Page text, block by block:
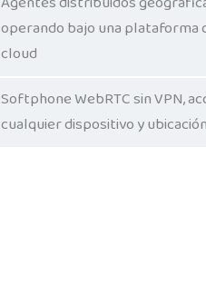
operando bajo una plataforma
cloud
Softphone WebRTC sin VPN,
cualquier dispositivo y ubicación